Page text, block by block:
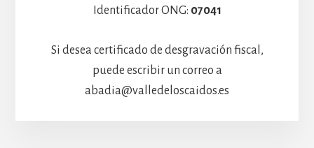
Identificador ONG: 07041
Si desea certificado de desgravación fiscal,
puede escribir un correo a
abadia@valledeloscaidos.es